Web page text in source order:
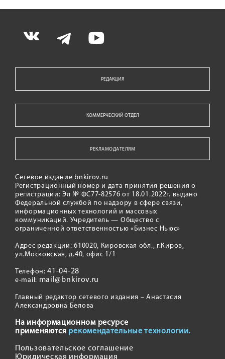
РЕДАКЦИЯ
КОММЕРЧЕСКИЙ ОТДЕЛ
РЕКЛАМОДАТЕЛЯМ
Сетевое издание bnkirov.ru
Регистрационный номер и дата принятия решения о
регистрации: Эл № ФС77-82576 от 18.01.2022г. выдано
Федеральной службой по надзору в сфере связи,
информационных технологий и массовых
коммуникаций. Учредитель — Общество с
ограниченной ответственностью «Бизнес Ньюс»
Адрес редакции: 610020, Кировская обл., г.Киров,
ул.Московская, д.40, офис 1/1
Телефон:41-04-28
e-mail: mail@bnkirov.ru
Главный редактор сетевого издания – Анастасия
Александровна Белова
На информационном ресурсе
применяются рекомендательные технологии.
Пользовательское соглашение
Юридическая информация